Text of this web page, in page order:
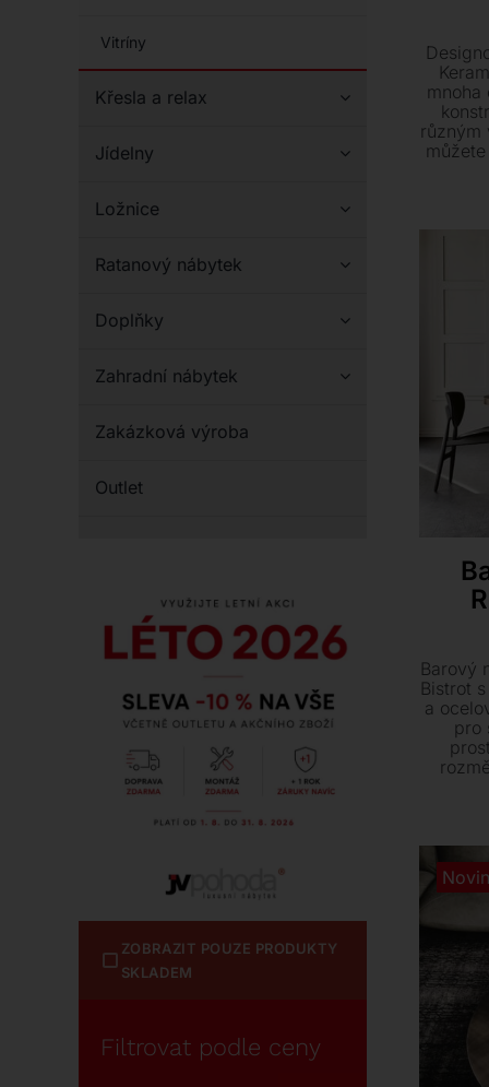
Vitríny
Křesla a relax
Jídelny
Ložnice
Ratanový nábytek
Doplňky
Zahradní nábytek
Zakázková výroba
Outlet
ZOBRAZIT POUZE PRODUKTY
SKLADEM
Filtrovat podle ceny
mnoha
různým
Barový
Bistrot
a
pro
váš